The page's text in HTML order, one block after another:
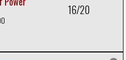
16/20